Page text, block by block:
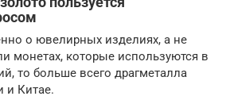
о ювелирных изделиях, а не
монетах, которые используются в
то больше всего драгметалла
и Китае.